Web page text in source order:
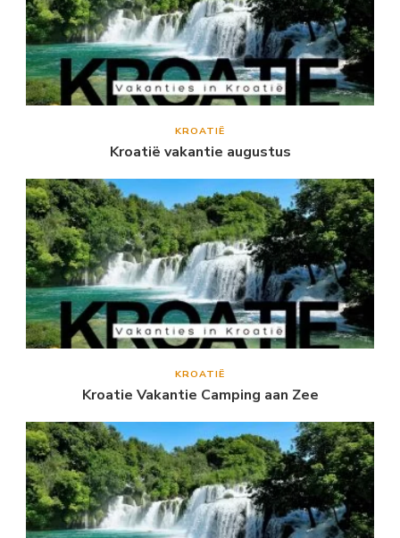
KROATIË
Kroatië vakantie augustus
KROATIË
Kroatie Vakantie Camping aan Zee